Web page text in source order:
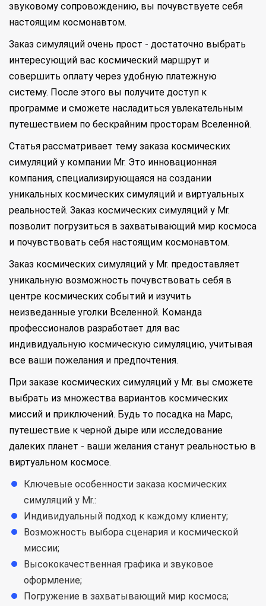
звуковому сопровождению, вы почувствуете себя
настоящим космонавтом.
Заказ симуляций очень прост - достаточно выбрать
интересующий вас космический маршрут и
совершить оплату через удобную платежную
систему. После этого вы получите доступ к
программе и сможете насладиться увлекательным
путешествием по бескрайним просторам Вселенной.
Статья рассматривает тему заказа космических
симуляций у компании Mr. Это инновационная
компания, специализирующаяся на создании
уникальных космических симуляций и виртуальных
реальностей. Заказ космических симуляций у Mr.
позволит погрузиться в захватывающий мир космоса
и почувствовать себя настоящим космонавтом.
Заказ космических симуляций у Mr. предоставляет
уникальную возможность почувствовать себя в
центре космических событий и изучить
неизведанные уголки Вселенной. Команда
профессионалов разработает для вас
индивидуальную космическую симуляцию, учитывая
все ваши пожелания и предпочтения.
При заказе космических симуляций у Mr. вы сможете
выбрать из множества вариантов космических
миссий и приключений. Будь то посадка на Марс,
путешествие к черной дыре или исследование
далеких планет - ваши желания станут реальностью в
виртуальном космосе.
Ключевые особенности заказа космических
симуляций у Mr.:
Индивидуальный подход к каждому клиенту;
Возможность выбора сценария и космической
миссии;
Высококачественная графика и звуковое
оформление;
Погружение в захватывающий мир космоса;